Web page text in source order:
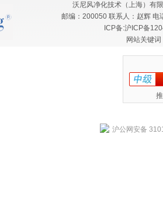
沃尼风净化技术（上海）有
邮编：200050 联系人：赵辉
ICP备:沪ICP备
网站关键
沪公网安备